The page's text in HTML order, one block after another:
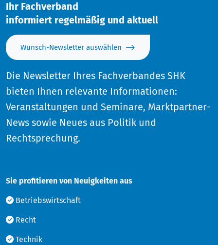
Ihr Fachverband
informiert regelmäßig und aktuell
Wunsch-Newsletter auswählen
Die Newsletter Ihres Fachverbandes SHK
bieten Ihnen relevante Informationen:
Veranstaltungen und Seminare, Marktpartner-
News sowie Neues aus Politik und
Rechtsprechung.
Sie profitieren von Neuigkeiten aus
Betriebswirtschaft
Recht
Technik